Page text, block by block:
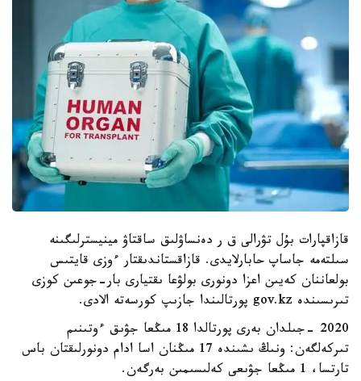
قازاقپارات بۇل تۋرالى ق ر دەنساۋلىق ساقتاۋ مينيسترلىگىنە
سىلتەمە جاساپ حابارلايدى. ​قازاقستاندىقتار ءوزى قايتىس
بولعاننان كەيىن اعزا دونورى بولۋعا ىقتيارى بار-جوعىن كوزى
تىرىسىندە gov.kz پورتالىندا جازىپ كورسەتە الادى.
2020 -جىلدان بەرى پورتالدا 18 مىڭعا جۋىق ءوتىنىم
تىركەلگەن: ونىڭ ىشىندە 17 مىڭنان اسا ادام دونورلىقتان باس
تارتسا، 1 مىڭعا جۋىعى كەلىسىمىن بەرگەن. ​